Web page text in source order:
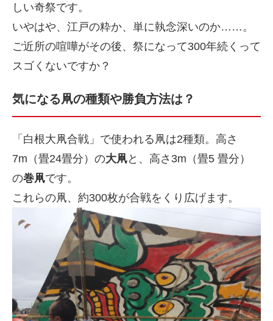
しい奇祭です。
いやはや、江戸の粋か、単に執念深いのか……。
ご近所の喧嘩がその後、祭になって300年続くって
スゴくないですか？
気になる凧の種類や勝負方法は？
「白根大凧合戦」で使われる凧は2種類。高さ
7m（畳24畳分）の大凧と、高さ3m（畳5 畳分）
の巻凧です。
これらの凧、約300枚が合戦をくり広げます。